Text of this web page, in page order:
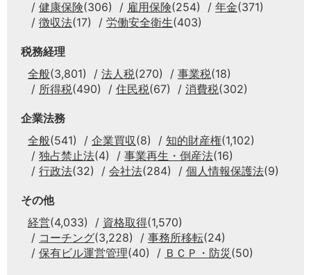
健康保険(306) 雇用保険(254) 年金(371)
徴収法(17) 労働安全衛生(403)
税務経理
全般(3,801) 法人税(270) 事業税(18)
所得税(490) 住民税(67) 消費税(302)
企業法務
全般(541) 企業買収(8) 知的財産権(1,102)
独占禁止法(4) 事業再生・倒産法(16)
行政法(32) 会社法(284) 個人情報保護法(9)
その他
経営(4,033) 資格取得(1,570)
コーチング(3,228) 事務所移転(24)
保有ビル運営管理(40) ＢＣＰ・防災 (50)